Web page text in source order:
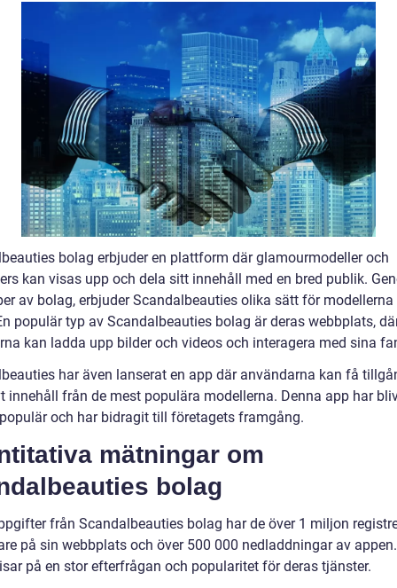
bolag erbjuder en plattform där glamourmodeller och
kan visas upp och dela sitt innehåll med en bred publik.
av bolag, erbjuder Scandalbeauties olika sätt för
populär typ av Scandalbeauties bolag är deras webbplats,
kan ladda upp bilder och videos och interagera med sina
har även lanserat en app där användarna kan få
innehåll från de mest populära modellerna. Denna app har
och har bidragit till företagets framgång.
mätningar om
bolag
från Scandalbeauties bolag har de över 1 miljon
på sin webbplats och över 500 000 nedladdningar av
på en stor efterfrågan och popularitet för deras tjänster.